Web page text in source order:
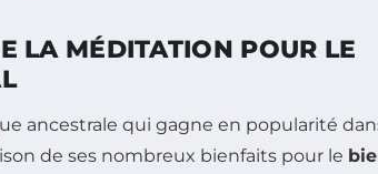
LA MÉDITATION POUR LE
ancestrale qui gagne en popularité
de ses nombreux bienfaits pour le